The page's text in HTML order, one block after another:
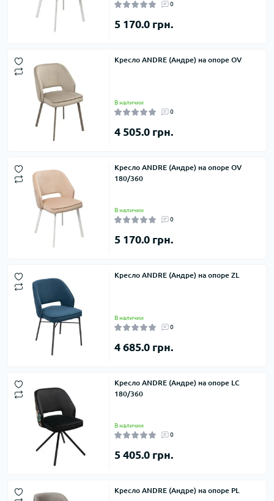
0
5 170.0 грн.
Кресло ANDRE (Андре) на опоре OV
В наличии
0
4 505.0 грн.
Кресло ANDRE (Андре) на опоре OV
180/360
В наличии
0
5 170.0 грн.
Кресло ANDRE (Андре) на опоре ZL
В наличии
0
4 685.0 грн.
Кресло ANDRE (Андре) на опоре LC
180/360
В наличии
0
5 405.0 грн.
Кресло ANDRE (Андре) на опоре PL